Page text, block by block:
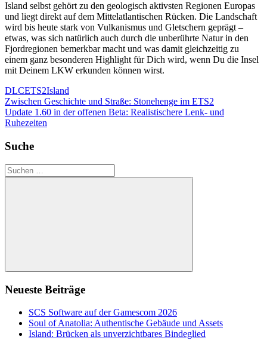
Island selbst gehört zu den geologisch aktivsten Regionen Europas
und liegt direkt auf dem Mittelatlantischen Rücken. Die Landschaft
wird bis heute stark von Vulkanismus und Gletschern geprägt –
etwas, was sich natürlich auch durch die unberührte Natur in den
Fjordregionen bemerkbar macht und was damit gleichzeitig zu
einem ganz besonderen Highlight für Dich wird, wenn Du die Insel
mit Deinem LKW erkunden können wirst.
DLCETS2Island
Beitrags-
Navigation
Vorheriger
Beitrag:
Zwischen Geschichte und Straße: Stonehenge im ETS2
Nächster
Beitrag:
Update 1.60 in der offenen Beta: Realistischere Lenk- und
Ruhezeiten
Suche
Suchen
nach:
Suchen
Neueste Beiträge
SCS Software auf der Gamescom 2026
Soul of Anatolia: Authentische Gebäude und Assets
Island: Brücken als unverzichtbares Bindeglied